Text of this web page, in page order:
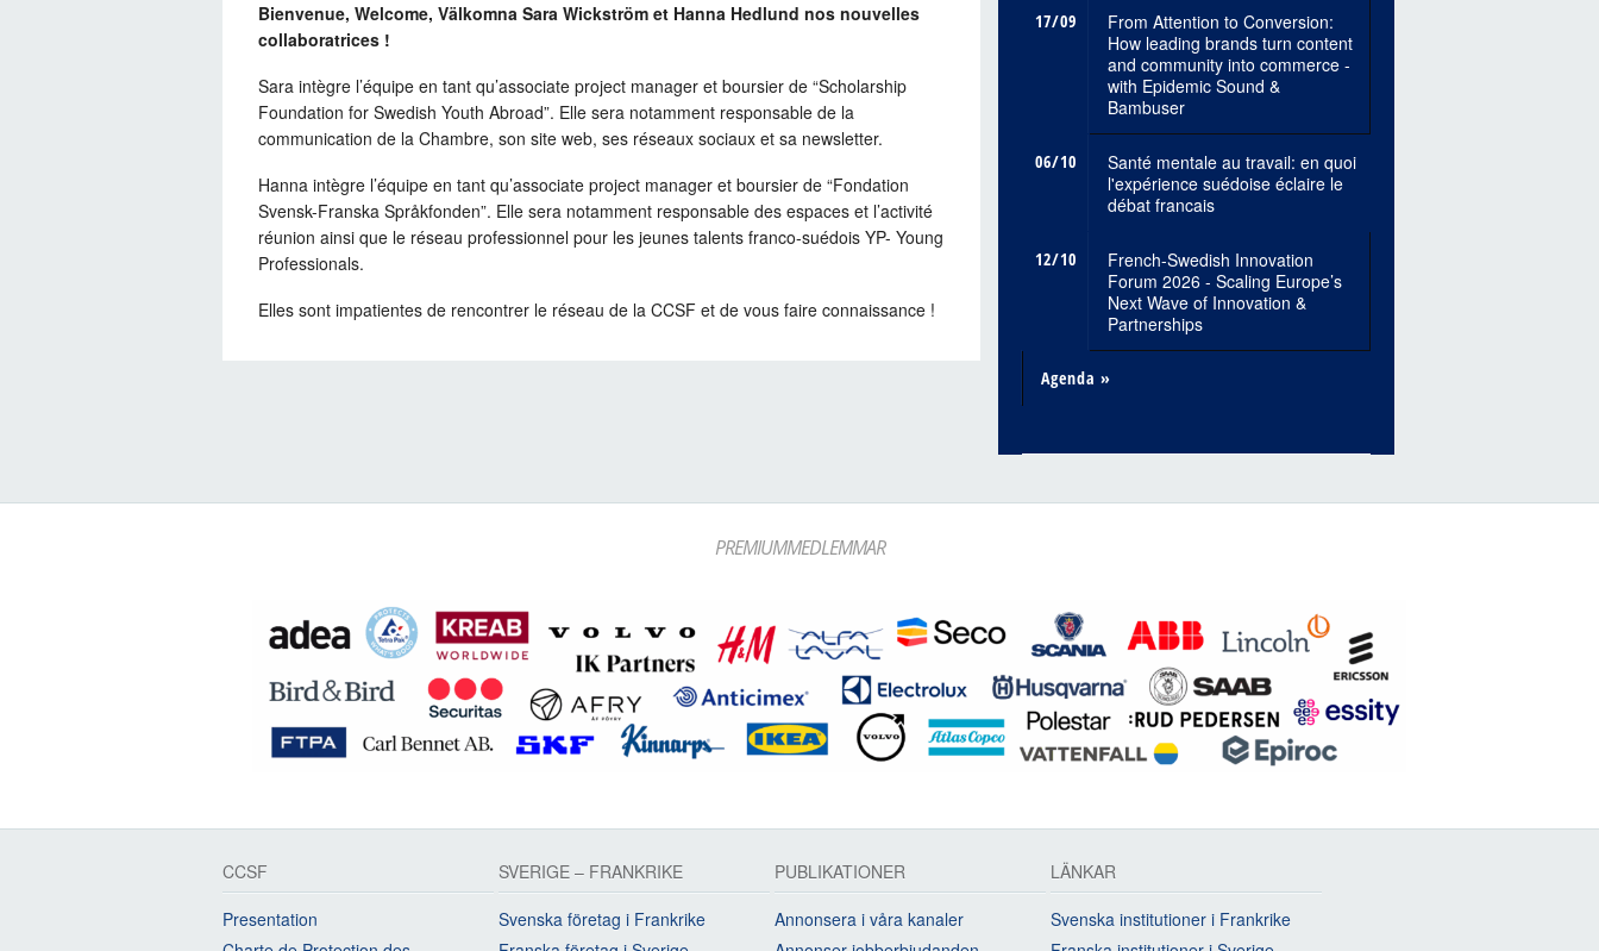
Bienvenue, Welcome, Välkomna Sara Wickström et Hanna Hedlund nos nouvelles
collaboratrices !
Sara intègre l’équipe en tant qu’associate project manager et boursier de “Scholarship
Foundation for Swedish Youth Abroad”. Elle sera notamment responsable de la
communication de la Chambre, son site web, ses réseaux sociaux et sa newsletter.
Hanna intègre l’équipe en tant qu’associate project manager et boursier de “Fondation
Svensk-Franska Språkfonden”. Elle sera notamment responsable des espaces et l’activité
réunion ainsi que le réseau professionnel pour les jeunes talents franco-suédois YP- Young
Professionals.
Elles sont impatientes de rencontrer le réseau de la CCSF et de vous faire connaissance !
17/09
From Attention to Conversion:
How leading brands turn content
and community into commerce -
with Epidemic Sound &
Bambuser
06/10
Santé mentale au travail: en quoi
l'expérience suédoise éclaire le
débat francais
12/10
French-Swedish Innovation
Forum 2026 - Scaling Europe’s
Next Wave of Innovation &
Partnerships
Agenda »
PREMIUMMEDLEMMAR
CCSF
Presentation
SVERIGE – FRANKRIKE
Svenska företag i Frankrike
PUBLIKATIONER
Annonsera i våra kanaler
LÄNKAR
Svenska institutioner i Frankrike